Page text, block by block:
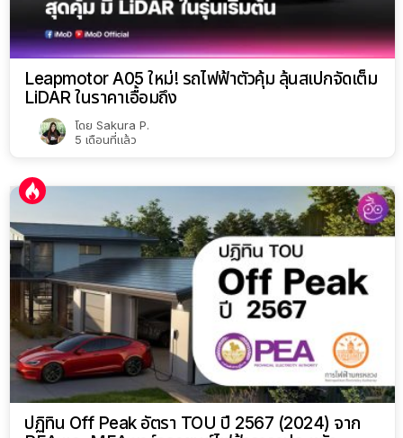
Leapmotor A05 ใหม่! รถไฟฟ้าตัวคุ้ม ลุ้นสเปกจัดเต็ม
LiDAR ในราคาเอื้อมถึง
โดย Sakura P.
5 เดือนที่แล้ว
ปฏิทิน Off Peak อัตรา TOU ปี 2567 (2024) จาก